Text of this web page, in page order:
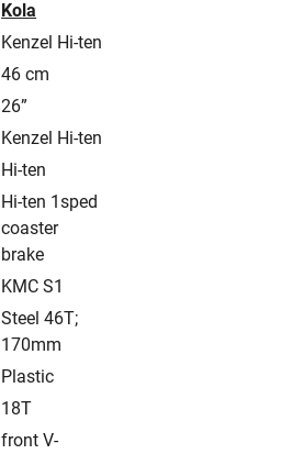
Kola
Kenzel Hi-ten
46 cm
26”
Kenzel Hi-ten
Hi-ten
Hi-ten 1sped
coaster
brake
KMC S1
Steel 46T;
170mm
Plastic
18T
front V-